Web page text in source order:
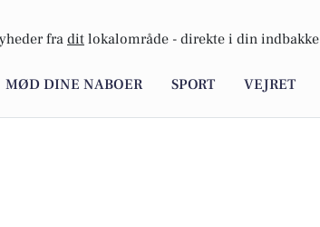
fra dit lokalområde - direkte i din indbakke
MØD DINE NABOER SPORT VEJRET